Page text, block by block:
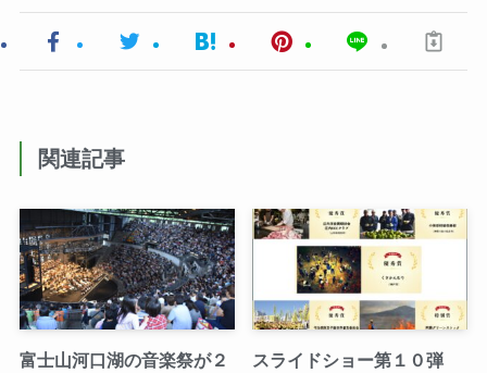
関連記事
富士山河口湖の音楽祭が２
スライドショー第１０弾